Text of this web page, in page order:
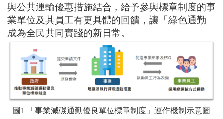
與公共運輸優惠措施結合，給予參與標章制度的事
業單位及其員工有更具體的回饋，讓「綠色通勤」
成為全民共同實踐的新日常。
圖 1 「事業減碳通勤優良單位標章制度」運作機制示意圖